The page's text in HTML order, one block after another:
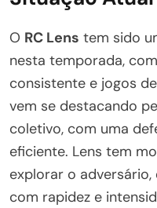
O RC Lens tem sido
nesta temporada,
consistente e jogos
vem se destacando
coletivo, com uma
eficiente. Lens tem
explorar o
com rapidez e